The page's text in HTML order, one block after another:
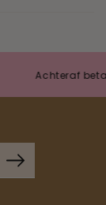
Achteraf betalen